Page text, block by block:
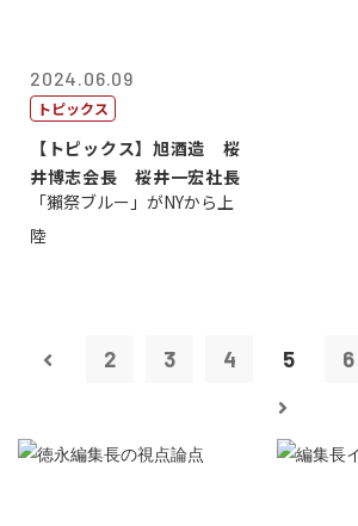
2024.06.09
トピックス
【トピックス】旭酒造 桜
井博志会長 桜井一宏社長
「獺祭ブルー」がNYから上
陸
2 3 4 5 6